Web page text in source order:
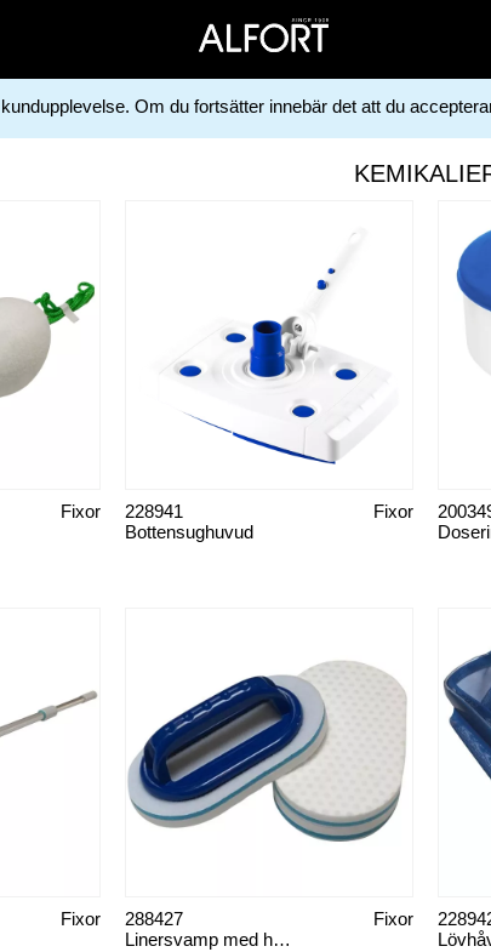
Om du fortsätter innebär det att du
Fixor
Bottensughuvud
Fixor
228941
Fixor
Linersvamp med handtag
Fixor
288427